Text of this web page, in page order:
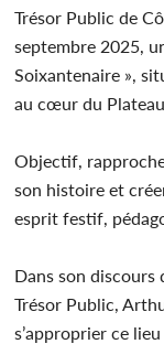
Trésor Public de
septembre 2025,
Soixantenaire »,
au cœur du Plateau.
Objectif,
son histoire et
esprit festif,
Dans son discours
Trésor Public,
s’approprier ce